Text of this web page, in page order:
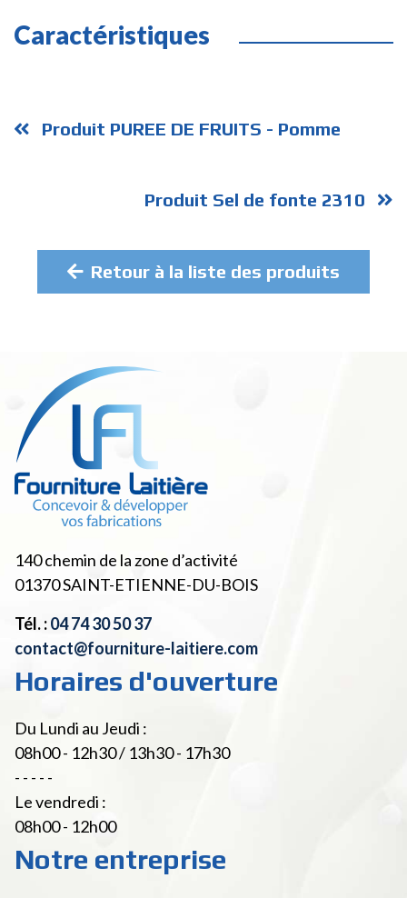
Caractéristiques
Produit PUREE DE FRUITS - Pomme
Produit Sel de fonte 2310
Retour à la liste des produits
140 chemin de la zone d’activité
01370SAINT-ETIENNE-DU-BOIS
Tél. :04 74 30 50 37
contact@fourniture-laitiere.com
Horaires d'ouverture
Du Lundi au Jeudi :
08h00 - 12h30 / 13h30 - 17h30
- - - - -
Le vendredi :
08h00 - 12h00
Notre entreprise